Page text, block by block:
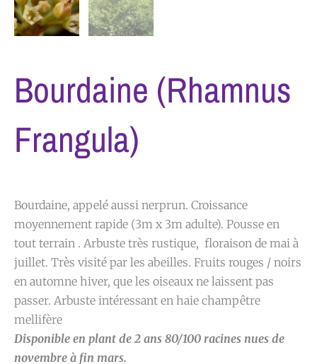
Bourdaine (Rhamnus
Frangula)
Bourdaine, appelé aussi nerprun. Croissance
moyennement rapide (3m x 3m adulte). Pousse en
tout terrain . Arbuste très rustique, floraison de mai à
juillet. Très visité par les abeilles. Fruits rouges / noirs
en automne hiver, que les oiseaux ne laissent pas
passer. Arbuste intéressant en haie champêtre
mellifère
Disponible en plant de 2 ans 80/100 racines nues de
novembre à fin mars.